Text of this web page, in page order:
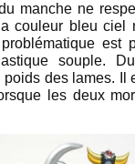
manche ne
couleur bleu ciel
souple.
poids des lames.
les deux